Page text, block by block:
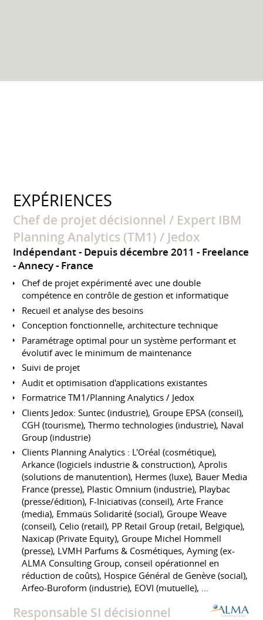
EXPÉRIENCES
Chef de projet décisionnel / Expert IBM
Planning Analytics (TM1) / Jedox
Indépendant Depuis décembre 2011 Freelance
Annecy
France
Chef de projet expérimenté avec une double
compétence en contrôle de gestion et informatique
Recueil et analyse des besoins
Conception fonctionnelle, architecture technique
Paramétrage optimal pour un système performant et
évolutif avec le minimum de maintenance
Suivi de projet
Audit et optimisation d'applications existantes
Formatrice TM1/Planning Analytics / Jedox
Clients Jedox: Suntec (industrie), Groupe EPSA (conseil),
CGH (tourisme), Thermo technologies (industrie), Naval
Group (industrie)
Clients Planning Analytics : L'Oréal (cosmétique),
Arkance (logiciels industrie & construction), Aprolis
(solutions de manutention), Hermes (luxe), Bauer Media
France (presse), Plastic Omnium (industrie), Playbac
(presse/édition), F-Iniciativas (conseil), Arte France
(media), Emmaüs Solidarité (social), Groupe Weave
(conseil), Celio (retail), PP Retail Group (retail, Belgique),
Naxicap (Private Equity), Groupe Michel Hommell
(presse), LVMH Parfums & Cosmétiques, Ayming (ex-
ALMA Consulting Group, conseil opérationnel en
réduction de coûts), Hospice Général de Genève (social),
Arfeo-Buroform (industrie), EOVI (mutuelle), ...
Responsable SI décisionnel